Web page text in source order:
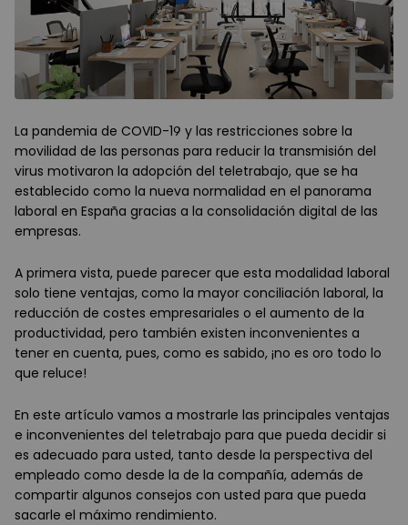
La pandemia de COVID-19 y las restricciones sobre la
movilidad de las personas para reducir la transmisión del
virus motivaron la adopción del teletrabajo, que se ha
establecido como la nueva normalidad en el panorama
laboral en España gracias a la consolidación digital de las
empresas.
A primera vista, puede parecer que esta modalidad laboral
solo tiene ventajas, como la mayor conciliación laboral, la
reducción de costes empresariales o el aumento de la
productividad, pero también existen inconvenientes a
tener en cuenta, pues, como es sabido, ¡no es oro todo lo
que reluce!
En este artículo vamos a mostrarle las principales ventajas
e inconvenientes del teletrabajo para que pueda decidir si
es adecuado para usted, tanto desde la perspectiva del
empleado como desde la de la compañía, además de
compartir algunos consejos con usted para que pueda
sacarle el máximo rendimiento.